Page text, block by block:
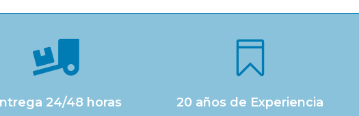

24/48 horas

20 años de Experiencia